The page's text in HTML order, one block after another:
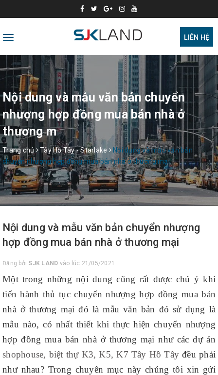
Toggle
LIÊN HỆ
Nội dung và mẫu văn bản chuyển
nhượng hợp đồng mua bán nhà ở
thương m
Trang chủ Tây Hồ Tây - Starlake
Nội dung và mẫu văn bản
chuyển nhượng hợp đồng mua bán nhà ở thương mại
Nội dung và mẫu văn bản chuyển nhượng
hợp đồng mua bán nhà ở thương mại
Đăng bởi SJK LAND vào lúc 21/05/2021
Một trong những nội dung cũng rất được chú ý khi
tiến hành thủ tục chuyển nhượng hợp đồng mua bán
nhà ở thương mại đó là mẫu văn bản đó sử dụng là
mẫu nào, có nhất thiết khi thực hiện chuyển nhượng
hợp đồng mua bán nhà ở thương mại như các dự án
shophouse, biệt thự K3, K5, K7 Tây Hồ Tây đều phải
như nhau? Trong chuyên mục này chúng tôi xin gửi